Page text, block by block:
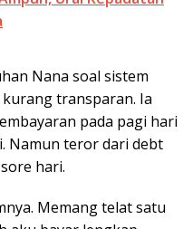
Nana soal sistem
transparan. Ia
pada pagi hari
Namun teror dari debt
hari.
Memang telat satu